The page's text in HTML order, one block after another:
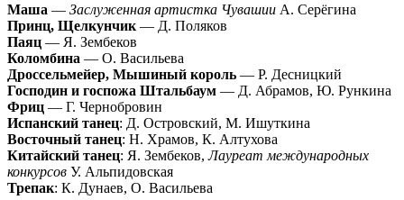
Маша — Заслуженная артистка Чувашии А. Серёгина
Принц, Щелкунчик — Д. Поляков
Паяц — Я. Зембеков
Коломбина — О. Васильева
Дроссельмейер, Мышиный король — Р. Десницкий
Господин и госпожа Штальбаум — Д. Абрамов, Ю. Рункина
Фриц — Г. Чернобровин
Испанский танец: Д. Островский, М. Ишуткина
Восточный танец: Н. Храмов, К. Алтухова
Китайский танец: Я. Зембеков,Лауреат международных
конкурсов У. Альпидовская
Трепак: К. Дунаев, О. Васильева